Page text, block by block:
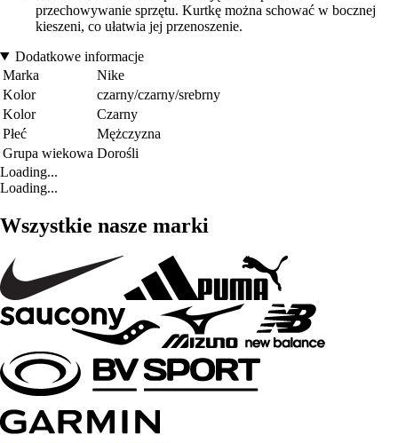
przechowywanie sprzętu. Kurtkę można schować w bocznej
kieszeni, co ułatwia jej przenoszenie.
Dodatkowe informacje
Marka
Nike
Kolor
czarny/czarny/srebrny
Kolor
Czarny
Płeć
Mężczyzna
Grupa wiekowa Dorośli
Loading...
Loading...
Wszystkie nasze marki